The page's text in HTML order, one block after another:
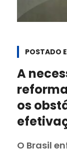
POSTADO
A
os
O Brasil